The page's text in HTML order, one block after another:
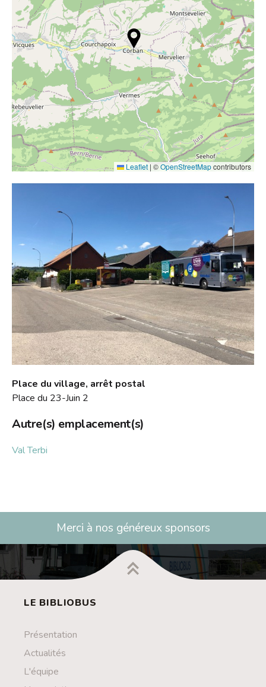
Contact
Liens
Leaflet | ©OpenStreetMapcontributors
Place du village, arrêt postal
Place du 23-Juin 2
Autre(s) emplacement(s)
Val Terbi
Merci à nos généreux sponsors
LE BIBLIOBUS
Présentation
Actualités
L'équipe